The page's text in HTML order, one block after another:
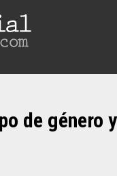
de género